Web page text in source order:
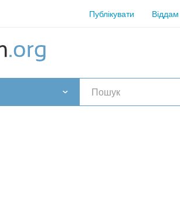
Публікувати Віддам